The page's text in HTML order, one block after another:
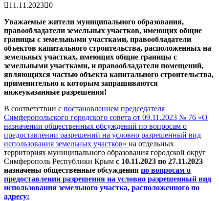
11.11.2023 0
Уважаемые жители муниципального образования,
правообладатели земельных участков, имеющих общие
границы с земельными участками, правообладатели
объектов капитального строительства, расположенных на
земельных участках, имеющих общие границы с
земельными участками, и правообладатели помещений,
являющихся частью объекта капитального строительства,
применительно к которым запрашиваются
нижеуказанные разрешения!
В соответствии с постановлением председателя
Симферопольского городского совета от 09.11.2023 № 76 «О
назначении общественных обсуждений по вопросам о
предоставлении разрешений на условно разрешенный вид
использования земельных участков» на отдельных
территориях муниципального образования городской округ
Симферополь Республики Крым с 10.11.2023 по 27.11.2023
назначены общественные обсуждения по вопросам о
предоставлении разрешения на условно разрешенный вид
использования земельного участка, расположенного по
адресу: